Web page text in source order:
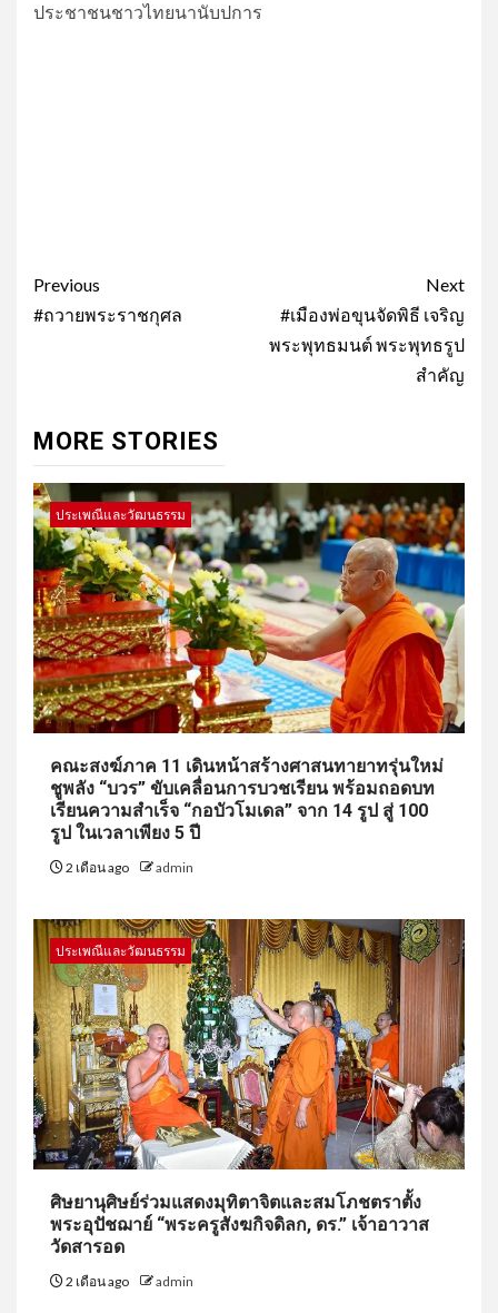
ประชาชนชาวไทยนานับปการ
Post
navigation
Previous
#ถวายพระราชกุศล
Next
#เมืองพ่อขุนจัดพิธี เจริญ
พระพุทธมนต์ พระพุทธรูป
สำคัญ
MORE STORIES
ประเพณีและวัฒนธรรม
คณะสงฆ์ภาค 11 เดินหน้าสร้างศาสนทายาทรุ่นใหม่
ชูพลัง “บวร” ขับเคลื่อนการบวชเรียน พร้อมถอดบท
เรียนความสำเร็จ “กอบัวโมเดล” จาก 14 รูป สู่ 100
รูป ในเวลาเพียง 5 ปี
2 เดือน ago admin
ประเพณีและวัฒนธรรม
ศิษยานุศิษย์ร่วมแสดงมุทิตาจิตและสมโภชตราตั้ง
พระอุปัชฌาย์ “พระครูสังฆกิจดิลก, ดร.” เจ้าอาวาส
วัดสารอด
2 เดือน ago admin